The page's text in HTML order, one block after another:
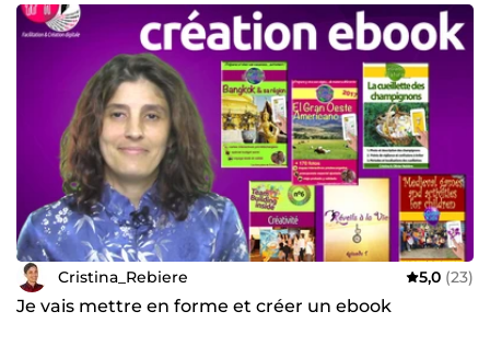
Cristina_Rebiere 5,0 (23)
Je vais mettre en forme et créer un ebook